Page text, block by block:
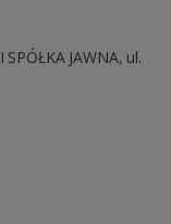
JAWNA, ul.